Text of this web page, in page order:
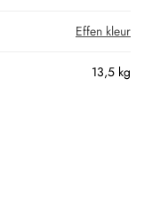
Effen kleur
13,5 kg